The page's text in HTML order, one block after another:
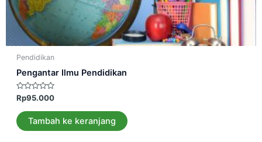
Pendidikan
Pengantar Ilmu Pendidikan
Dinilai
0
dari
5
Rp95.000
Tambah ke keranjang